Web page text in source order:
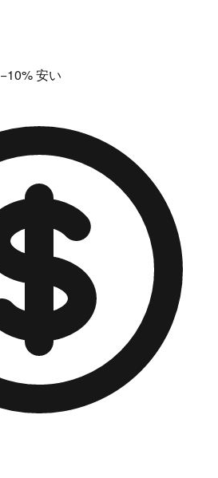
−10%安い